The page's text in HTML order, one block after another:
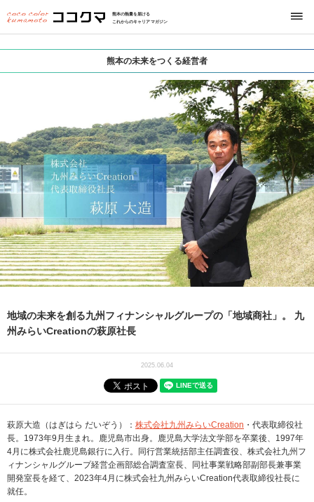
熊本の熱量を届ける
これからのキャリアマガジン
熊本の未来をつくる経営者
地域の未来を創る九州フィナンシャルグループの「地域商社」。 九
州みらいCreationの萩原社長
2025.06.04
萩原大造（はぎはら だいぞう）： 株式会社九州みらいCreation ・代表取締役社
長。1973年9月生まれ。鹿児島市出身。鹿児島大学法文学部を卒業後、1997年
4月に株式会社鹿児島銀行に入行。同行営業統括部主任調査役、株式会社九州フ
ィナンシャルグループ経営企画部総合調査室長、同社事業戦略部副部長兼事業
開発室長を経て、2023年4月に株式会社九州みらいCreation代表取締役社長に
就任。